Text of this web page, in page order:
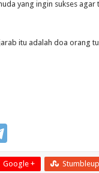
yang ingin sukses
itu adalah doa orang
Google +